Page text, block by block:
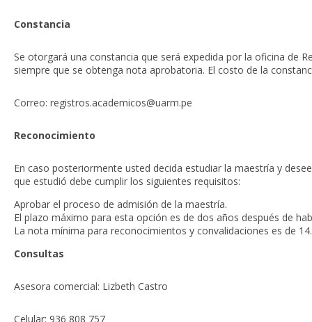
Constancia
Se otorgará una constancia que será expedida por la oficina de
siempre que se obtenga nota aprobatoria. El costo de la
Correo: registros.academicos@uarm.pe
Reconocimiento
En caso posteriormente usted decida estudiar la maestría y
que estudió debe cumplir los siguientes requisitos:
Aprobar el proceso de admisión de la maestría.
El plazo máximo para esta opción es de dos años después de
La nota mínima para reconocimientos y convalidaciones es de 14.
Consultas
Asesora comercial: Lizbeth Castro
Celular: 936 808 757